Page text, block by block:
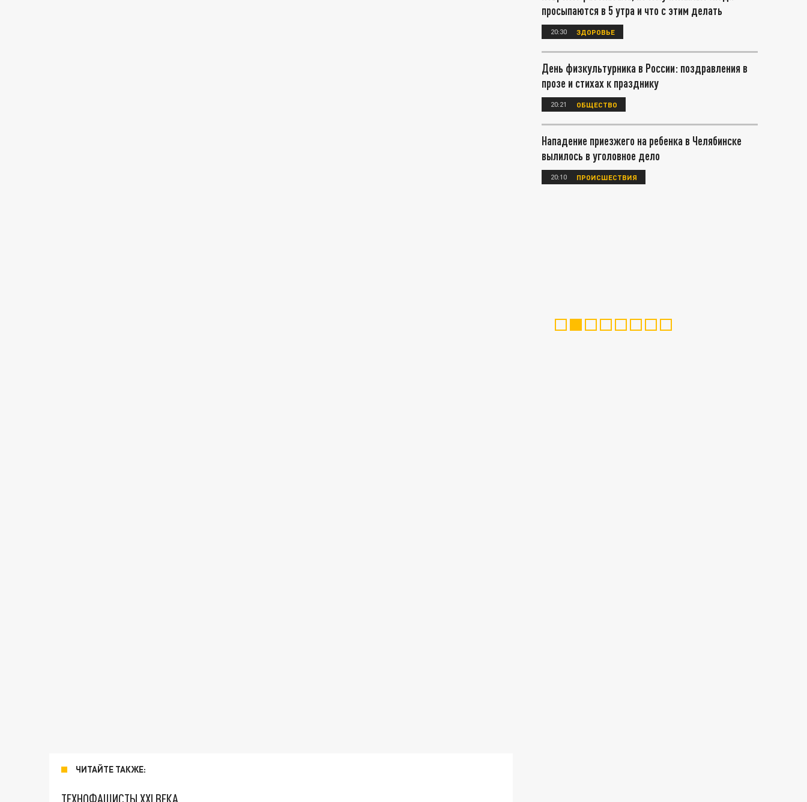
ЧИТАЙТЕ ТАКЖЕ:
просыпаются в 5 утра и что с этим делать
20:30 ЗДОРОВЬЕ
День физкультурника в России: поздравления в
прозе и стихах к празднику
20:21 ОБЩЕСТВО
Нападение приезжего на ребенка в Челябинске
вылилось в уголовное дело
20:10 ПРОИСШЕСТВИЯ